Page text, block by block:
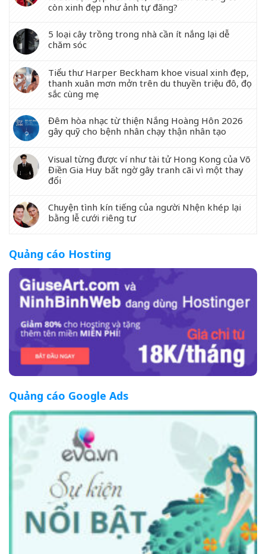
còn xinh đẹp như ảnh tự đăng?
5 loại cây trồng trong nhà cần ít nắng lại dễ
chăm sóc
Tiểu thư Harper Beckham khoe visual xinh đẹp,
thanh xuân mơn mởn trên du thuyền triệu đô, đọ
sắc cùng mẹ
Đêm hòa nhạc từ thiện Nắng Hoàng Hôn 2026
gây quỹ cho bệnh nhân chạy thận nhân tạo
Visual từng được ví như tài tử Hong Kong của Võ
Điền Gia Huy bất ngờ gây tranh cãi vì một thay
đổi
Chuyện tình kín tiếng của người Nhện khép lại
bằng lễ cưới riêng tư
Quảng cáo Hosting
Quảng cáo Google Ads